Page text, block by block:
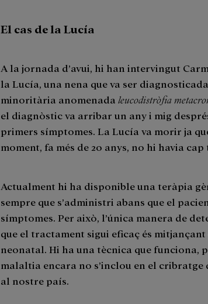
El cas de la Lucía
A la jornada d’avui, hi han intervingut
la Lucía, una nena que va ser
minoritària anomenadaleucodistròfia
el diagnòstic va arribar un any i mig
primers símptomes. La Lucía va morir ja
moment, fa més de 20 anys, no hi havia
Actualment hi ha disponible una teràpia
sempre que s’administri abans que el
símptomes. Per això, l’única manera de
que el tractament sigui eficaç és
neonatal. Hi ha una tècnica que funciona,
malaltia encara no s’inclou en el cribratge
al nostre país.